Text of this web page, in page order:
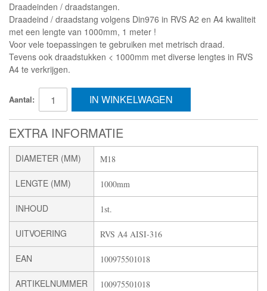
Draadeinden / draadstangen.
Draadeind / draadstang volgens Din976 in RVS A2 en A4 kwaliteit
met een lengte van 1000mm, 1 meter !
Voor vele toepassingen te gebruiken met metrisch draad.
Tevens ook draadstukken < 1000mm met diverse lengtes in RVS
A4 te verkrijgen.
Aantal: IN WINKELWAGEN
EXTRA INFORMATIE
DIAMETER (MM) M18
LENGTE (MM) 1000mm
INHOUD 1st.
UITVOERING RVS A4 AISI-316
EAN 100975501018
ARTIKELNUMMER 100975501018